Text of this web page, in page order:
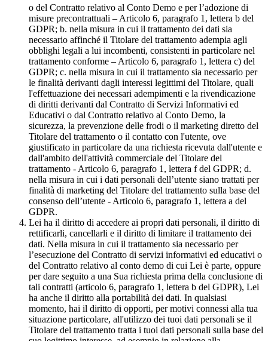
o del Contratto relativo al Conto Demo e per l’adozione di
misure precontrattuali – Articolo 6, paragrafo 1, lettera b del
GDPR; b. nella misura in cui il trattamento dei dati sia
necessario affinché il Titolare del trattamento adempia agli
obblighi legali a lui incombenti, consistenti in particolare nel
trattamento conforme – Articolo 6, paragrafo 1, lettera c) del
GDPR; c. nella misura in cui il trattamento sia necessario per
le finalità derivanti dagli interessi legittimi del Titolare, quali
l'effettuazione dei necessari adempimenti e la rivendicazione
di diritti derivanti dal Contratto di Servizi Informativi ed
Educativi o dal Contratto relativo al Conto Demo, la
sicurezza, la prevenzione delle frodi o il marketing diretto del
Titolare del trattamento o il contatto con l'utente, ove
giustificato in particolare da una richiesta ricevuta dall'utente e
dall'ambito dell'attività commerciale del Titolare del
trattamento - Articolo 6, paragrafo 1, lettera f del GDPR; d.
nella misura in cui i dati personali dell’utente siano trattati per
finalità di marketing del Titolare del trattamento sulla base del
consenso dell’utente - Articolo 6, paragrafo 1, lettera a del
GDPR.
Lei ha il diritto di accedere ai propri dati personali, il diritto di
rettificarli, cancellarli e il diritto di limitare il trattamento dei
dati. Nella misura in cui il trattamento sia necessario per
l’esecuzione del Contratto di servizi informativi ed educativi o
del Contratto relativo al conto demo di cui Lei è parte, oppure
per dare seguito a una Sua richiesta prima della conclusione di
tali contratti (articolo 6, paragrafo 1, lettera b del GDPR), Lei
ha anche il diritto alla portabilità dei dati. In qualsiasi
momento, hai il diritto di opporti, per motivi connessi alla tua
situazione particolare, all'utilizzo dei tuoi dati personali se il
Titolare del trattamento tratta i tuoi dati personali sulla base del